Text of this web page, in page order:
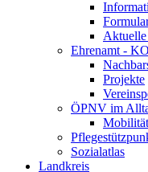
Ehrenamt -
Projekte
ÖPNV im
Sozialatlas
Landkreis